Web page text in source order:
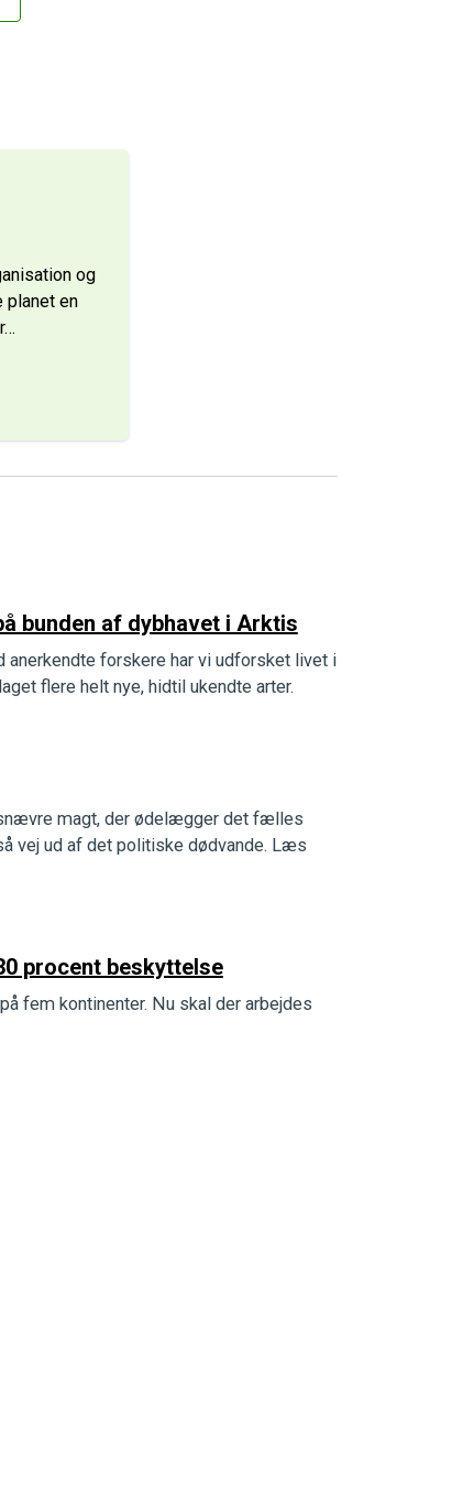
og
planet en
…
bunden af dybhavet i Arktis
forskere har vi udforsket livet i
flere helt nye, hidtil ukendte arter.
snævre magt, der ødelægger det fælles
vej ud af det politiske dødvande. Læs
procent beskyttelse
fem kontinenter. Nu skal der arbejdes